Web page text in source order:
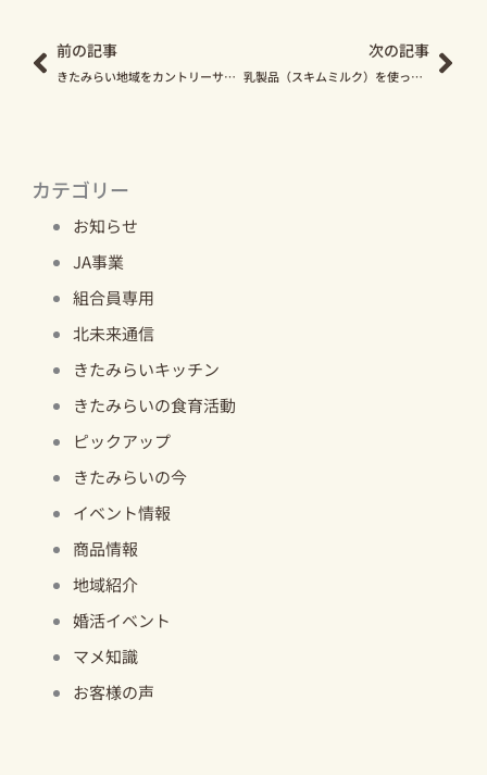
カテゴリー
お知らせ
JA事業
組合員専用
北未来通信
きたみらいキッチン
きたみらいの食育活動
ピックアップ
きたみらいの今
イベント情報
商品情報
地域紹介
婚活イベント
マメ知識
お客様の声
前の記事
きたみらい地域をカントリーサインからご紹介します！【訓子府町編】
次の記事
乳製品（スキムミルク）を使った「トマト丸ごと炊き込みご飯」のレシピをご紹介！